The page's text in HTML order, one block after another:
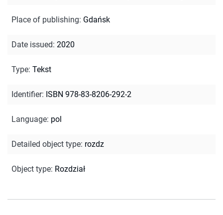
Place of publishing: Gdańsk
Date issued: 2020
Type: Tekst
Identifier: ISBN 978-83-8206-292-2
Language: pol
Detailed object type: rozdz
Object type: Rozdział